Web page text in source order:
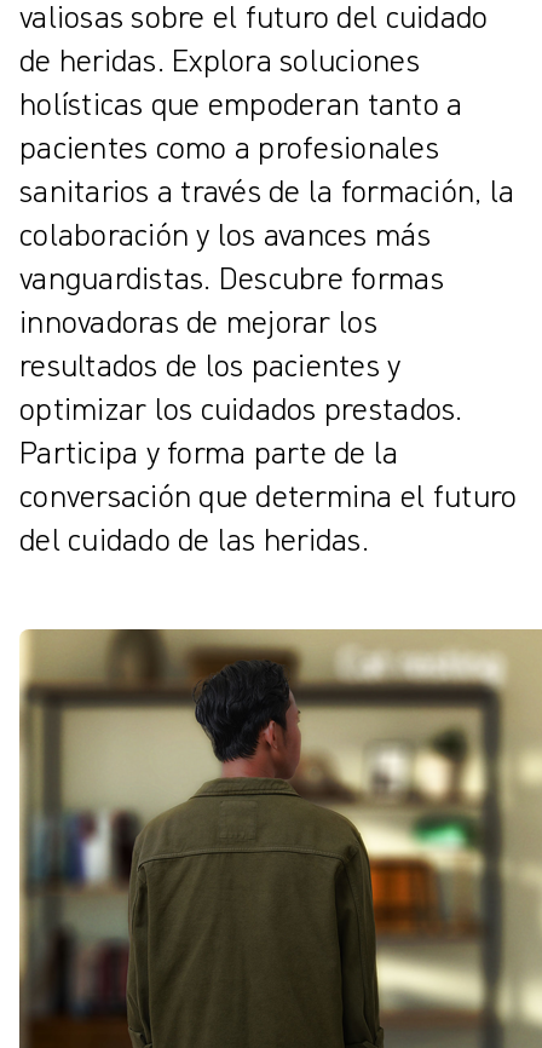
valiosas sobre el futuro del cuidado
de heridas. Explora soluciones
holísticas que empoderan tanto a
pacientes como a profesionales
sanitarios a través de la formación, la
colaboración y los avances más
vanguardistas. Descubre formas
innovadoras de mejorar los
resultados de los pacientes y
optimizar los cuidados prestados.
Participa y forma parte de la
conversación que determina el futuro
del cuidado de las heridas.